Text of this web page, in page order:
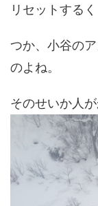
リセットする
つか、小谷の
のよね。
そのせいか人